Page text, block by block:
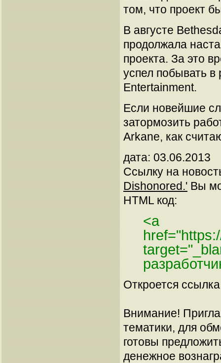
том, что проект
В августе
продолжала
проекта. За это
успел побывать в
Entertainment.
Если новейшие
затормозить
Arkane, как
дата: 03.06.2013
Ссылку на
Dishonored.' Вы
HTML код:
<a
Откроется
Внимание!
тематики, для
готовы
денежное